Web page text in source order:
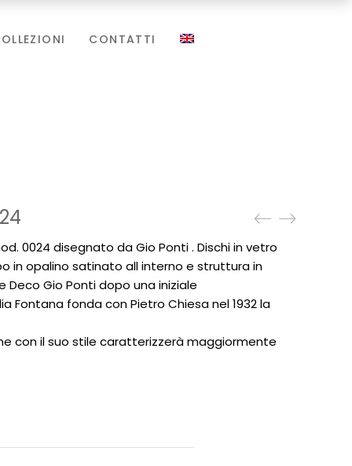
CONTATTI
0024 disegnato da Gio Ponti . Dischi in vetro
in opalino satinato all interno e struttura in
Gio Ponti dopo una iniziale
Fontana fonda con Pietro Chiesa nel 1932 la
con il suo stile caratterizzerà maggiormente